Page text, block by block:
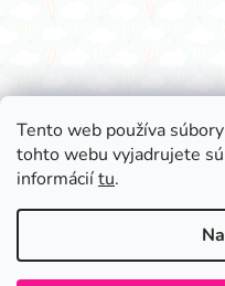
Tento web používa
tohto webu vyjadrujete
informáciítu.